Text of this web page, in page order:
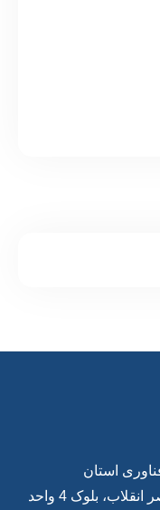
استان
آذربایجان شرقی ،مجتمع تحقیقاتی عصر انقلاب، بلوک 4 واحد